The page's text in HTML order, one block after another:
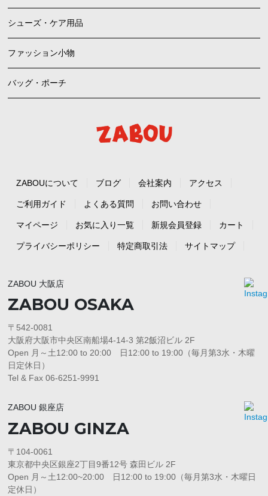
シューズ・ケア用品
ファッション小物
バッグ・ポーチ
ZABOUについて ブログ 会社案内 アクセス
ご利用ガイド よくある質問 お問い合わせ
マイページ お気に入り一覧 新規会員登録 カート
プライバシーポリシー 特定商取引法 サイトマップ
ZABOU 大阪店
ZABOU OSAKA
〒542-0081
大阪府大阪市中央区南船場4-14-3 第2飯沼ビル 2F
Open 月～土12:00 to 20:00 日12:00 to 19:00（毎月第3水・木曜
日定休日）
Tel & Fax 06-6251-9991
ZABOU 銀座店
ZABOU GINZA
〒104-0061
東京都中央区銀座2丁目9番12号 森田ビル 2F
Open 月～土12:00~20:00 日12:00 to 19:00（毎月第3水・木曜日
定休日）